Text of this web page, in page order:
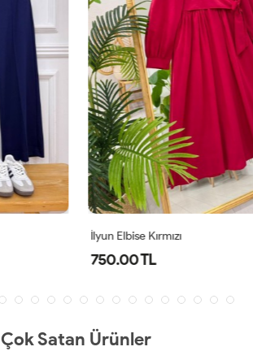
İlyun Elbise Kırmızı
750.00 TL
Çok Satan Ürünler